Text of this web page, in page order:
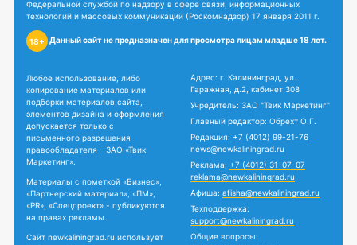
Федеральной службой по надзору в сфере связи, информационных
технологий и массовых коммуникаций (Роскомнадзор) 17 января 2011 г.
18+ Данный сайт не предназначен для просмотра лицам младше 18 лет.
Любое использование, либо
копирование материалов или
подборки материалов сайта,
элементов дизайна и оформления
допускается только с
письменного разрешения
правообладателя - ЗАО «Твик
Маркетинг».
Материалы с пометкой «Бизнес»,
«Партнерский материал», «ПМ»,
«PR», «Спецпроект» - публикуются
на правах рекламы.
Сайт newkaliningrad.ru использует
Адрес: г. Калининград, ул.
Гаражная, д.2, кабинет 308
Учредитель: ЗАО "Твик Маркетинг"
Главный редактор: Обрехт О.Г.
Редакция: +7 (4012) 99-21-76
news@newkaliningrad.ru
Реклама: +7 (4012) 31-07-07
reklama@newkaliningrad.ru
Афиша: afisha@newkaliningrad.ru
Техподдержка:
support@newkaliningrad.ru
Общие вопросы: